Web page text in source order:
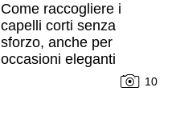
Come raccogliere i
capelli corti senza
sforzo, anche per
occasioni eleganti
10